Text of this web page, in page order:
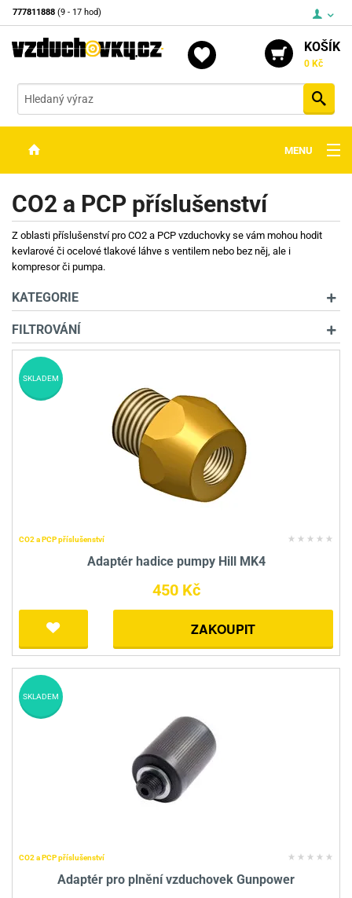
777811888 (9 - 17 hod)
KOŠÍK
0 Kč
MENU
OPTIKA
STŘELIVO
DETEKTORY KOVŮ
KONTAKTY
CO2 a PCP příslušenství
Z oblasti příslušenství pro CO2 a PCP vzduchovky se vám mohou hodit
kevlarové či ocelové tlakové láhve s ventilem nebo bez něj, ale i
kompresor či pumpa.
KATEGORIE
FILTROVÁNÍ
CO2 a PCP příslušenství
Adaptér hadice pumpy Hill MK4
450 Kč
ZAKOUPIT
SKLADEM
CO2 a PCP příslušenství
Adaptér pro plnění vzduchovek Gunpower
SKLADEM